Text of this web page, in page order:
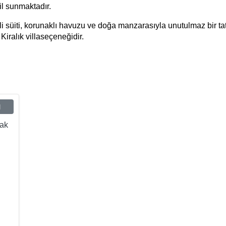
sunmaktadır.
süiti, korunaklı havuzu ve doğa manzarasıyla unutulmaz bir
villaseçeneğidir.